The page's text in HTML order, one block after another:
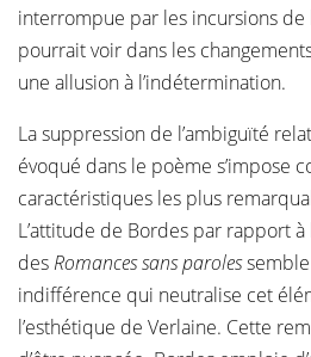
interrompue par les incursions de
pourrait voir dans les
une allusion à l’indétermination.
La suppression de l’ambiguïté
évoqué dans le poème s’impose
caractéristiques les plus
L’attitude de Bordes par rapport
desRomances sans parolessemble
indifférence qui neutralise cet
l’esthétique de Verlaine. Cette